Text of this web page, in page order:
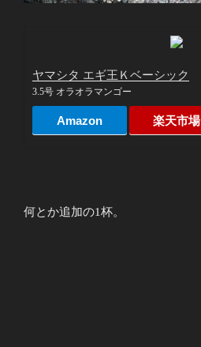
ヤマシタ エギ王Ｋベーシック
3.5号 オラオラマンゴー
Amazon 楽天市場
何とか追加の1杯。